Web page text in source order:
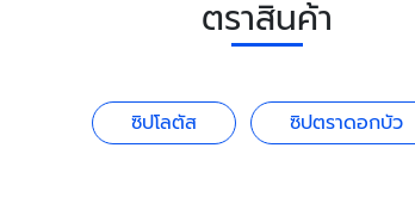
ตราสินค้า
ซิปโลตัส ซิปตราดอกบัว